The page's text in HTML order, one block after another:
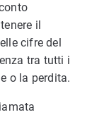
il
cifre del
tra tutti i
o la perdita.